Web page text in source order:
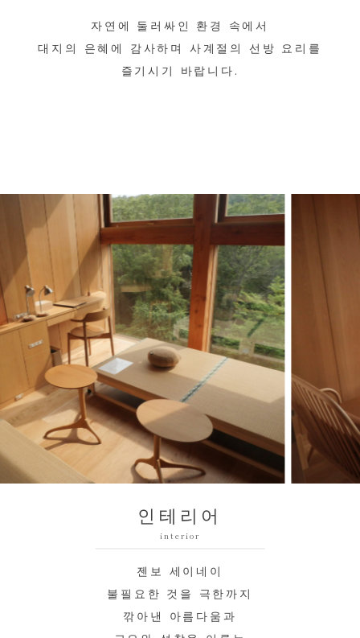
자연에 둘러싸인 환경 속에서
대지의 은혜에 감사하며 사계절의 선방 요리를
즐기시기 바랍니다.
인테리어
interior
젠보 세이네이
불필요한 것을 극한까지
깎아낸 아름다움과